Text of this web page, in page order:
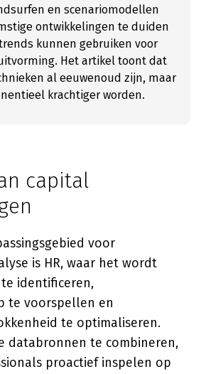
en scenariomodellen
ontwikkelingen te duiden
kunnen gebruiken voor
Het artikel toont dat
al eeuwenoud zijn, maar
krachtiger worden.
capital
voor
is HR, waar het wordt
identificeren,
te voorspellen en
te optimaliseren.
databronnen te combineren,
proactief inspelen op